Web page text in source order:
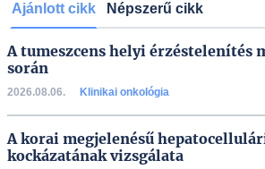
Ajánlott cikk Népszerű cikk
A tumeszcens helyi érzéstelenítés
során
2026.08.06. Klinikai onkológia
A korai megjelenésű
kockázatának vizsgálata